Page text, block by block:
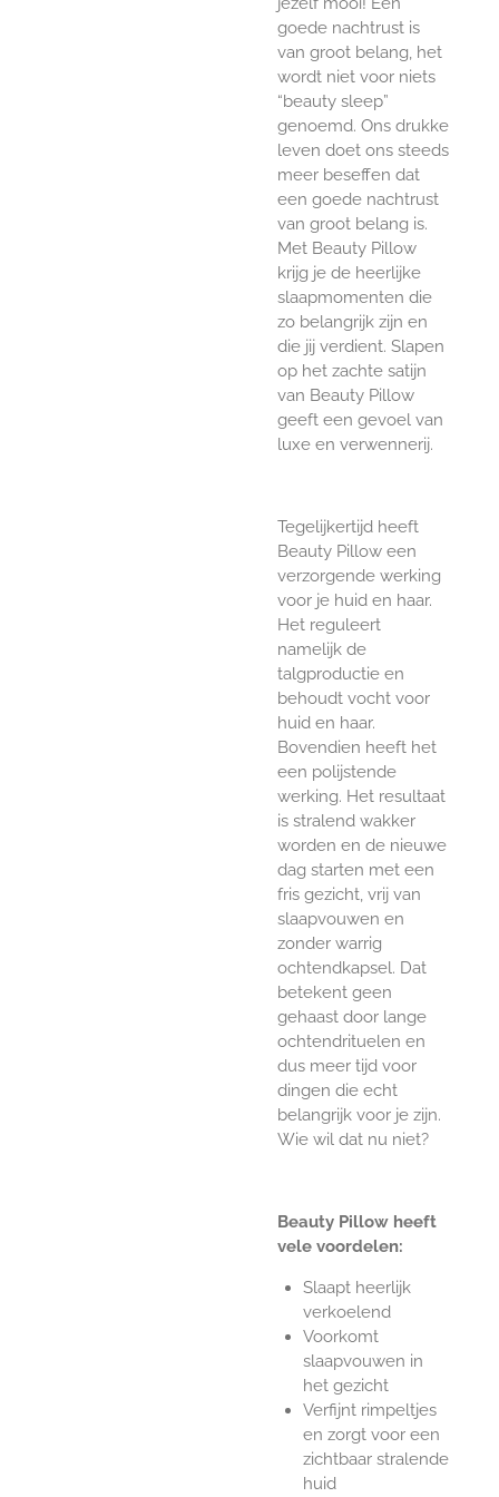
goede nachtrust is
van groot belang, het
wordt niet voor niets
“beauty sleep”
genoemd. Ons drukke
leven doet ons steeds
meer beseffen dat
een goede nachtrust
van groot belang is.
Met Beauty Pillow
krijg je de heerlijke
slaapmomenten die
zo belangrijk zijn en
die jij verdient. Slapen
op het zachte satijn
van Beauty Pillow
geeft een gevoel van
luxe en verwennerij.
Tegelijkertijd heeft
Beauty Pillow een
verzorgende werking
voor je huid en haar.
Het reguleert
namelijk de
talgproductie en
behoudt vocht voor
huid en haar.
Bovendien heeft het
een polijstende
werking. Het resultaat
is stralend wakker
worden en de nieuwe
dag starten met een
fris gezicht, vrij van
slaapvouwen en
zonder warrig
ochtendkapsel. Dat
betekent geen
gehaast door lange
ochtendrituelen en
dus meer tijd voor
dingen die echt
belangrijk voor je zijn.
Wie wil dat nu niet?
Beauty Pillow heeft
vele voordelen:
Slaapt heerlijk
verkoelend
Voorkomt
slaapvouwen in
het gezicht
Verfijnt rimpeltjes
en zorgt voor een
zichtbaar stralende
huid